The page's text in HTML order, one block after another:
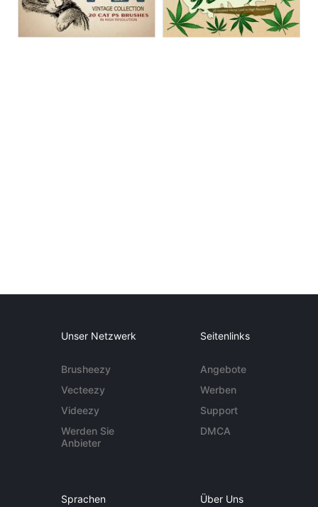
Unser Netzwerk
Brusheezy
Vecteezy
Videezy
Werden Sie
Anbieter
Seitenlinks
Angebote
Werben
Support
DMCA
Sprachen Über Uns